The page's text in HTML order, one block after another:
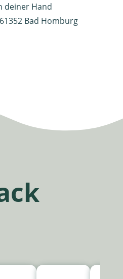
deiner Hand
Bad Homburg